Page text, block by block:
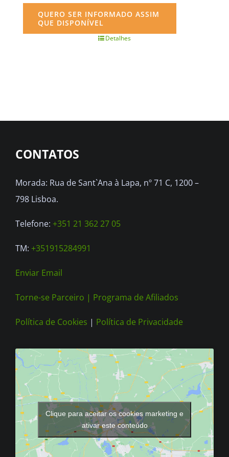
QUERO SER INFORMADO ASSIM
QUE DISPONÍVEL
Detalhes
CONTATOS
Morada: Rua de Sant`Ana à Lapa, nº 71 C, 1200 –
798 Lisboa.
Telefone: +351 21 362 27 05
TM: +351915284991
Enviar Email
Torne-se Parceiro | Programa de Afiliados
Política de Cookies | Política de Privacidade
Clique para aceitar os cookies marketing e
ativar este conteúdo